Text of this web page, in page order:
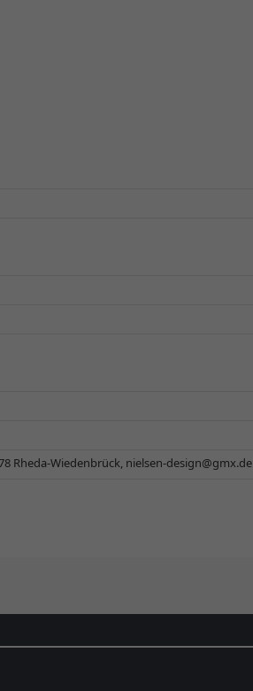
Rheda-Wiedenbrück, nielsen-design@gmx.de